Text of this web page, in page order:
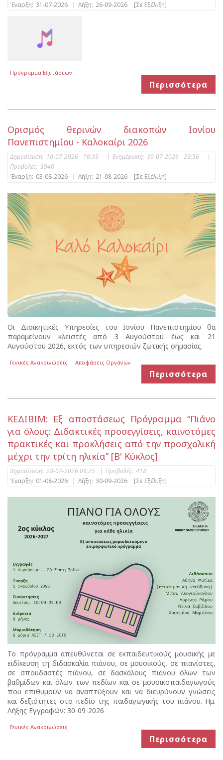
Έναρξη: 31-07-2026 | Λήξη: 26-09-2026 [Σε Εξέλιξη]
Πρόγραμμα Εξετάσεων
Περισσότερα
Ορισμός θερινών διακοπών Ιονίου
Πανεπιστημίου - Καλοκαίρι 2026
Δημοσίευση: 10-07-2026 10:35 | Ενημέρωση: 30-07-2026 23:56
|
Προβολές: 3940
Έναρξη: 03-08-2026 | Λήξη: 21-08-2026 [Σε Εξέλιξη]
Οι Διοικητικές Υπηρεσίες του Ιονίου Πανεπιστημίου θα
παραμείνουν κλειστές από 3 Αυγούστου έως και 21
Αυγούστου 2026, εκτός των υπηρεσιών ζωτικής σημασίας.
Γενικές Ανακοινώσεις Αποφάσεις Οργάνων
Περισσότερα
ΚΕΔΙΒΙΜ: Εξ αποστάσεως Πρόγραμμα “Πιάνο
για όλους: Διδακτικές προσεγγίσεις, καινοτόμες
πρακτικές και προκλήσεις από την προσχολική
μέχρι την τρίτη ηλικία” [Β' Κύκλος]
Δημοσίευση: 28-07-2026 09:25 | Προβολές: 418
Έναρξη: 01-08-2026 | Λήξη: 30-09-2026 [Σε Εξέλιξη]
Το πρόγραμμα απευθύνεται σε εκπαιδευτικούς μουσικής με
ειδίκευση τη διδασκαλία πιάνου, σε μουσικούς, σε πιανίστες,
σε σπουδαστές πιάνου, σε δασκάλους πιάνου όλων των
βαθμίδων και όλων των πεδίων και σε μουσικοπαιδαγωγούς
που επιθυμούν να αναπτύξουν και να διευρύνουν γνώσεις
και δεξιότητες στο πεδίο της παιδαγωγικής του πιάνου. Ημ.
Λήξης Εγγραφών: 30-09-2026
Γενικές Ανακοινώσεις
Περισσότερα